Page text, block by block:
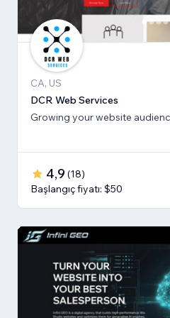
CA, US
DCR Web Services
Growing your website
4,9 (18)
Başlangıç fiyatı: $50